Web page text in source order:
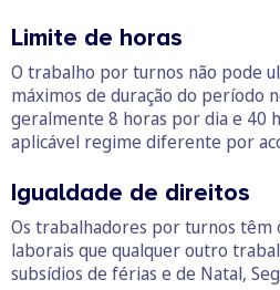
Limite de horas
O trabalho por turnos não pode
máximos de duração do período
geralmente 8 horas por dia e 40
aplicável regime diferente por
Igualdade de direitos
Os trabalhadores por turnos têm
laborais que qualquer outro
subsídios de férias e de Natal,